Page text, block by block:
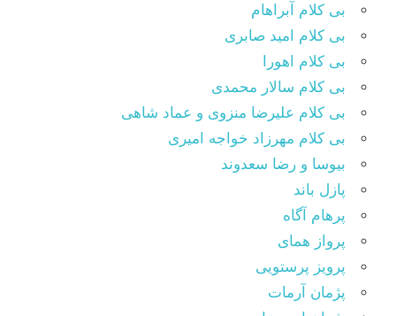
بی کلام آبراهام
بی کلام امید صابری
بی کلام اهورا
بی کلام سالار محمدی
بی کلام علیرضا منزوی و عماد شاهی
بی کلام مهرزاد خواجه امیری
بیوسا و رضا سعدوند
پازل باند
پرهام آگاه
پرواز همای
پرویز پرستویی
پژمان آرمات